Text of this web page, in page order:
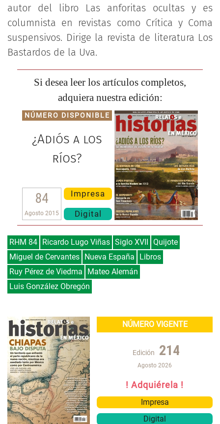
autor del libro Las anforitas ocultas y es
columnista en revistas como Crítica y Coma
suspensivos. Dirige la revista de literatura Los
Bastardos de la Uva.
Si desea leer los artículos completos,
adquiera nuestra edición:
NÚMERO DISPONIBLE
¿Adiós a los
ríos?
84
Agosto 2015
Impresa
Digital
RHM 84 Ricardo Lugo Viñas Siglo XVII Quijote
Miguel de Cervantes Nueva España
Libros
Ruy Pérez de Viedma
Mateo Alemán
Luis González Obregón
NÚMERO VIGENTE
Edición 214
Agosto 2026
! Adquiérela !
Impresa
Digital